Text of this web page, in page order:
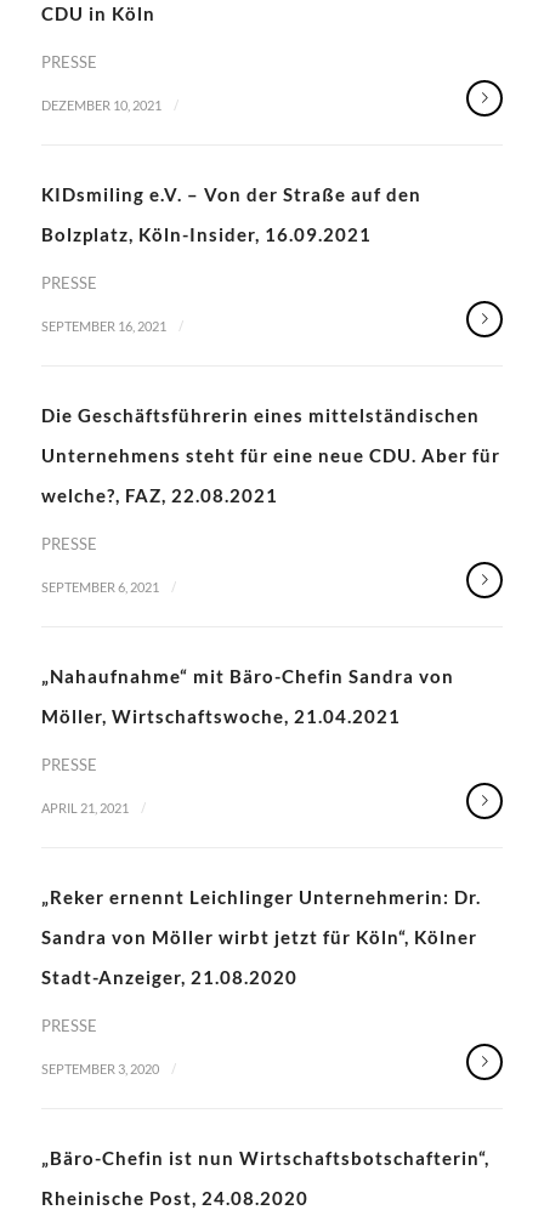
CDU in Köln
PRESSE
DEZEMBER 10, 2021 /
KIDsmiling e.V. – Von der Straße auf den
Bolzplatz, Köln-Insider, 16.09.2021
PRESSE
SEPTEMBER 16, 2021 /
Die Geschäftsführerin eines mittelständischen
Unternehmens steht für eine neue CDU. Aber für
welche?, FAZ, 22.08.2021
PRESSE
SEPTEMBER 6, 2021 /
„Nahaufnahme“ mit Bäro-Chefin Sandra von
Möller, Wirtschaftswoche, 21.04.2021
PRESSE
APRIL 21, 2021 /
„Reker ernennt Leichlinger Unternehmerin: Dr.
Sandra von Möller wirbt jetzt für Köln“, Kölner
Stadt-Anzeiger, 21.08.2020
PRESSE
SEPTEMBER 3, 2020 /
„Bäro-Chefin ist nun Wirtschaftsbotschafterin“,
Rheinische Post, 24.08.2020